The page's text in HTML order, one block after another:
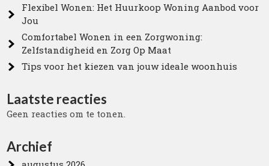
Flexibel Wonen: Het Huurkoop Woning Aanbod voor
Jou
Comfortabel Wonen in een Zorgwoning:
Zelfstandigheid en Zorg Op Maat
Tips voor het kiezen van jouw ideale woonhuis
Laatste reacties
Geen reacties om te tonen.
Archief